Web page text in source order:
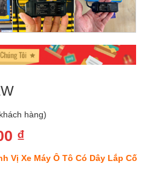
hàng)
₫
hiện
Vị Xe Máy Ô Tô Có Dây Lắp Cố